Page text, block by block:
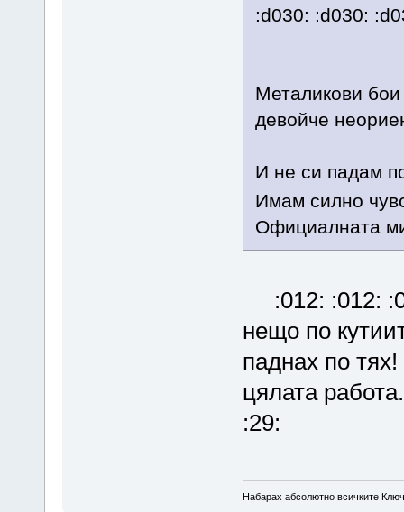
:d030: :d030:
Металикови бои
девойче
И не си падам
Имам силно
Официалната
:012: :012:
нещо по
паднах по
цялата
:29:
Набарах абсолютно всичките